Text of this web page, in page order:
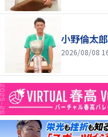
小野倫太
2026/08/08